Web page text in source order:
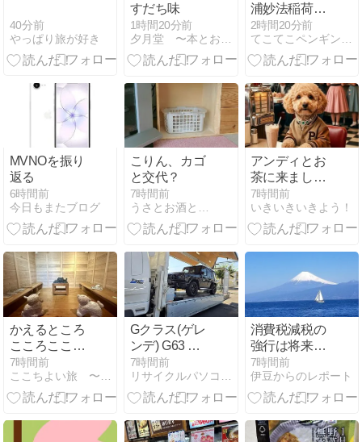
40分前
やっぱり旅が好き
すだち味
1時間20分前
夕月堂 〜本とお菓子と時々旅行
浦妙法稲荷神
社
2時間20分前
てこてこペンギン散歩
MVNOを振り
返る
6時間前
今日もまたブログ
こりん、カゴ
と交代？
7時間前
うさとお酒と…
アンディとお
茶に来ました
よ!
7時間前
いきいきいきよう！
かえるところ
こころここに
＠土川商店
7時間前
ここちよい旅 〜ぎふ発夫婦世界一周〜
Gクラス(ゲレ
ンデ) G63 納
車！
7時間前
リサイクルパソコンビーグル代表ブログ
消費税減税の
強行は将来に
禍根を残す 大
手新聞各社
「社説」読み
7時間前
伊豆からのレポート